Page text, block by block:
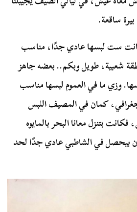
ساقعة.
ست لبسها عادي جدًا، مناسب
شعبية، طويل وبكم.. بعضه جاهز
وزي ما في العموم لبسها مناسب
كمان في المصيف اللبس
بتنزل معانا البحر بالمايوه
بيحصل في الشاطبي عادي جدًا لحد